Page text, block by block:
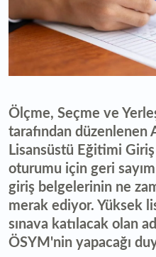
Ölçme, Seçme ve
tarafından düzenlenen
Lisansüstü Eğitimi Giriş
oturumu için geri
giriş belgelerinin ne
merak ediyor. Yüksek
sınava katılacak olan
ÖSYM'nin yapacağı